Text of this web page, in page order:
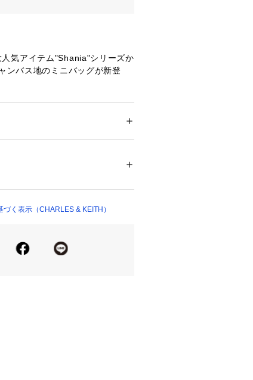
気アイテム"Shania"シリーズか
ンバス地のミニバッグが新登
ッシーなスタイルまで幅広く活
す。
）
く表示（CHARLES & KEITH）